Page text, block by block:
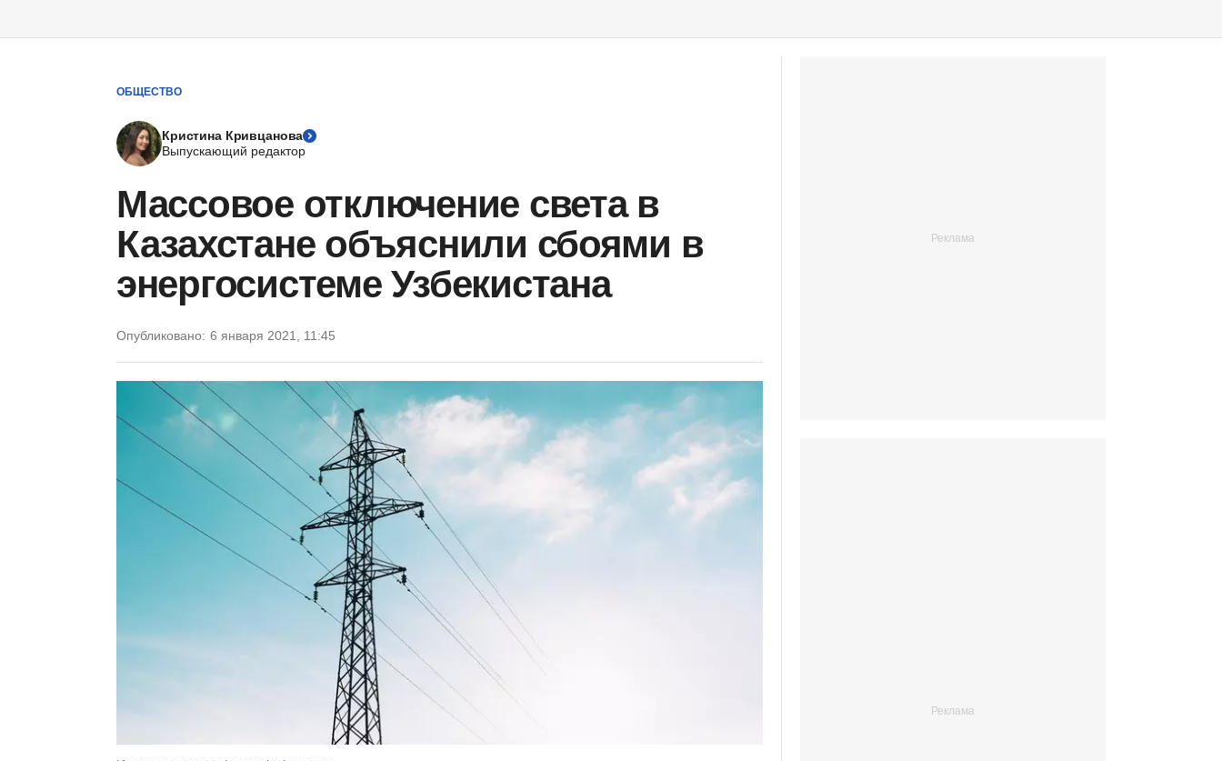
ОБЩЕСТВО
Кристина Кривцанова
Выпускающий редактор
Массовое отключение света в
Казахстане объяснили сбоями в
энергосистеме Узбекистана
Опубликовано: 6 января 2021, 11:45